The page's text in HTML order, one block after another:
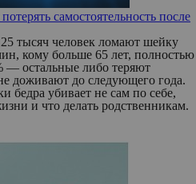
самостоятельность после
тысяч человек ломают шейку
кому больше 65 лет, полностью
— остальные либо теряют
доживают до следующего года.
бедра убивает не сам по себе,
и что делать родственникам.